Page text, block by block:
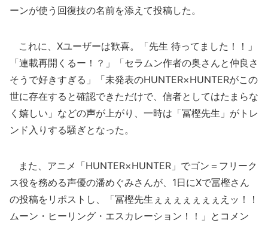
ーンが使う回復技の名前を添えて投稿した。
これに、Xユーザーは歓喜。「先生 待ってました！！」
「連載再開くるー！？」「セラムン作者の奥さんと仲良さ
そうで好きすぎる」「未発表のHUNTER×HUNTERがこの
世に存在すると確認できただけで、信者としてはたまらな
く嬉しい」などの声が上がり、一時は「冨樫先生」がトレ
ンド入りする騒ぎとなった。
また、アニメ「HUNTER×HUNTER」でゴン＝フリーク
ス役を務める声優の潘めぐみさんが、1日にXで冨樫さん
の投稿をリポストし、「冨樫先生ぇぇぇぇぇぇぇえッ！！
ムーン・ヒーリング・エスカレーション！！」とコメン